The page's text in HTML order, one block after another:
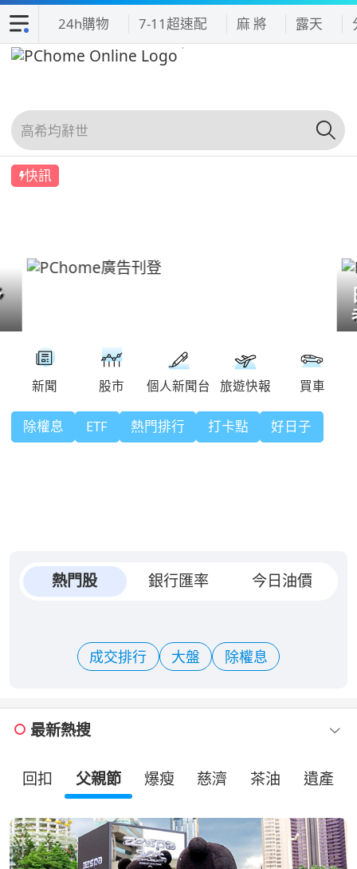
24h購物 7-11超速配 麻 將 露天
快訊
除權息 ETF 熱門排行 打卡點 好日子
熱門股 銀行匯率 今日油價
成交排行 大盤 除權息
最新熱搜
回扣 父親節 爆瘦 慈濟 茶油 遺產